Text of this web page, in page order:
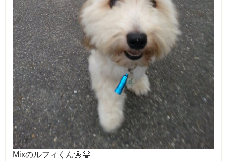
Mixのルフィくん🌼😁